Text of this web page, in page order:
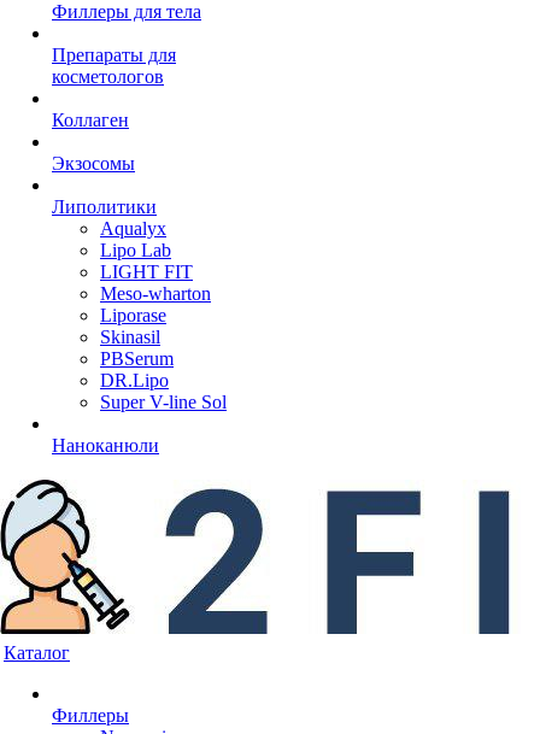
Филлеры для тела
Препараты для
косметологов
Коллаген
Экзосомы
Липолитики
Aqualyx
Lipo Lab
LIGHT FIT
Meso-wharton
Liporase
Skinasil
PBSerum
DR.Lipo
Super V-line Sol
Наноканюли
Каталог
Филлеры